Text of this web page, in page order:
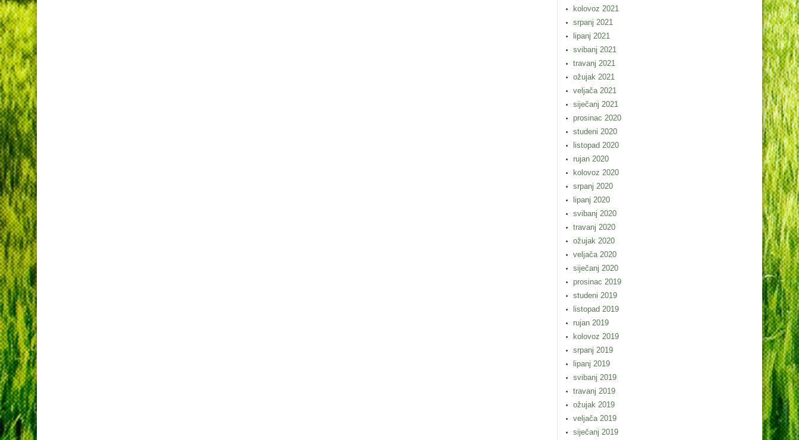
kolovoz 2021
srpanj 2021
lipanj 2021
svibanj 2021
travanj 2021
ožujak 2021
veljača 2021
siječanj 2021
prosinac 2020
studeni 2020
listopad 2020
rujan 2020
kolovoz 2020
srpanj 2020
lipanj 2020
svibanj 2020
travanj 2020
ožujak 2020
veljača 2020
siječanj 2020
prosinac 2019
studeni 2019
listopad 2019
rujan 2019
kolovoz 2019
srpanj 2019
lipanj 2019
svibanj 2019
travanj 2019
ožujak 2019
veljača 2019
siječanj 2019